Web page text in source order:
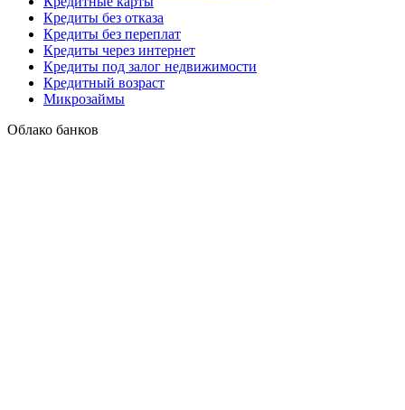
Кредиты без отказа
Кредиты без переплат
Кредиты через интернет
Кредиты под залог недвижимости
Кредитный возраст
Микрозаймы
Облако банков